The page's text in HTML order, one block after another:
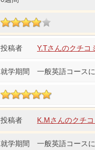
Y.Tさんのクチコ
一般英語コース
K.Mさんのクチ
一般英語コース